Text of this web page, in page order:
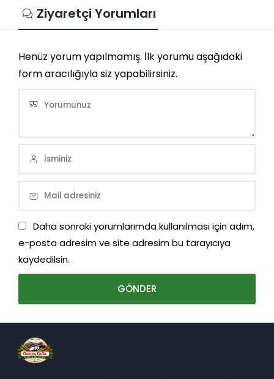
Ziyaretçi Yorumları
Henüz yorum yapılmamış. İlk yorumu aşağıdaki
form aracılığıyla siz yapabilirsiniz.
Daha sonraki yorumlarımda kullanılması için adım,
e-posta adresim ve site adresim bu tarayıcıya
kaydedilsin.